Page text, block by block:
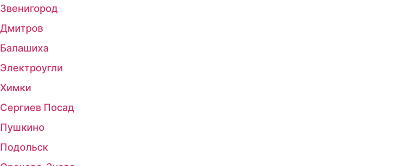
Звенигород
Дмитров
Балашиха
Электроугли
Химки
Сергиев Посад
Пушкино
Подольск